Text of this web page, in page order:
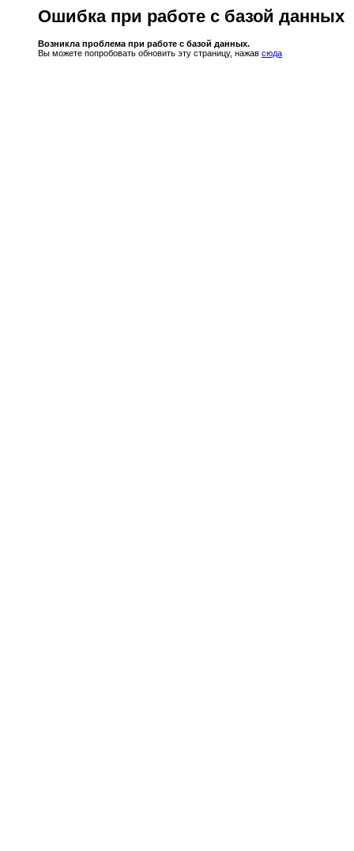
Ошибка при работе с базой данных
Возникла проблема при работе с базой данных.
Вы можете попробовать обновить эту страницу, нажав сюда